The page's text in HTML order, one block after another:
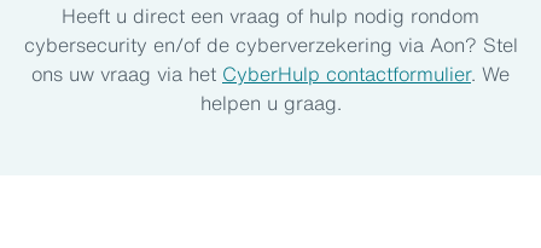
Heeft u direct een vraag of hulp nodig rondom
cybersecurity en/of de cyberverzekering via Aon? Stel
ons uw vraag via het CyberHulp contactformulier. We
helpen u graag.